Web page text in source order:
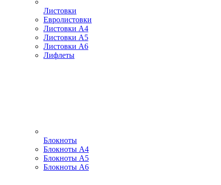
Листовки
Евролистовки
Листовки А4
Листовки А5
Листовки А6
Лифлеты
Блокноты
Блокноты А4
Блокноты А5
Блокноты А6